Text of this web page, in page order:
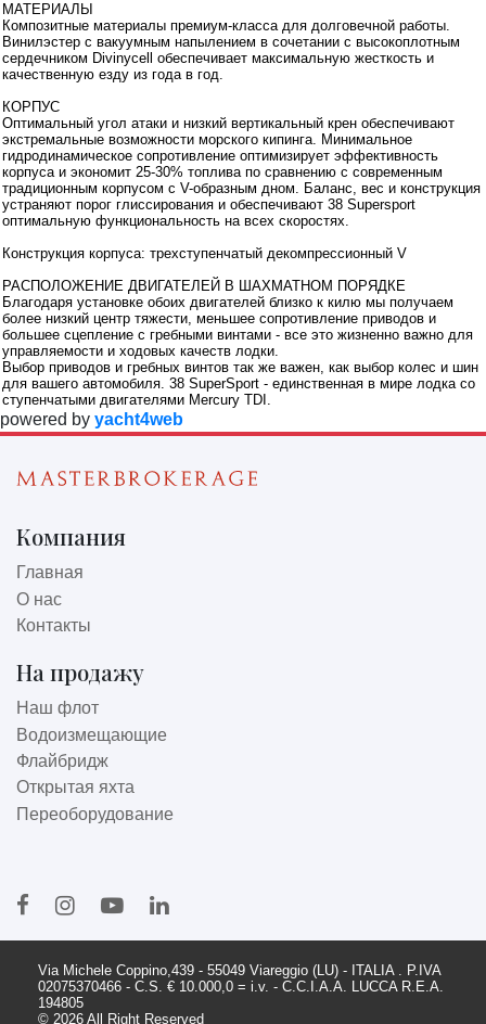
МАТЕРИАЛЫ
Композитные материалы премиум-класса для долговечной работы.
Винилэстер с вакуумным напылением в сочетании с высокоплотным
сердечником Divinycell обеспечивает максимальную жесткость и
качественную езду из года в год.
КОРПУС
Оптимальный угол атаки и низкий вертикальный крен обеспечивают
экстремальные возможности морского кипинга. Минимальное
гидродинамическое сопротивление оптимизирует эффективность
корпуса и экономит 25-30% топлива по сравнению с современным
традиционным корпусом с V-образным дном. Баланс, вес и конструкция
устраняют порог глиссирования и обеспечивают 38 Supersport
оптимальную функциональность на всех скоростях.
Конструкция корпуса: трехступенчатый декомпрессионный V
РАСПОЛОЖЕНИЕ ДВИГАТЕЛЕЙ В ШАХМАТНОМ ПОРЯДКЕ
Благодаря установке обоих двигателей близко к килю мы получаем
более низкий центр тяжести, меньшее сопротивление приводов и
большее сцепление с гребными винтами - все это жизненно важно для
управляемости и ходовых качеств лодки.
Выбор приводов и гребных винтов так же важен, как выбор колес и шин
для вашего автомобиля. 38 SuperSport - единственная в мире лодка со
ступенчатыми двигателями Mercury TDI.
powered by yacht4web
Компания
Главная
О нас
Контакты
На продажу
Наш флот
Водоизмещающие
Флайбридж
Открытая яхта
Переоборудование
Via Michele Coppino,439 - 55049 Viareggio (LU) - ITALIA . P.IVA
02075370466 - C.S. € 10.000,0 = i.v. - C.C.I.A.A. LUCCA R.E.A.
194805
© 2026 All Right Reserved